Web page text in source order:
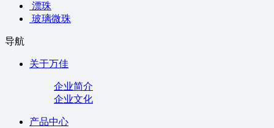
漂珠
玻璃微珠
导航
关于万佳
企业简介
企业文化
产品中心